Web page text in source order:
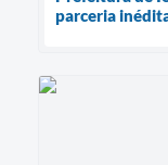
parceria